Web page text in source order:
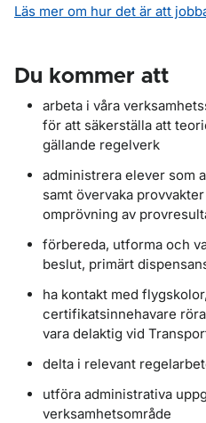
Läs mer om hur det är att
Du kommer att
arbeta i våra
för att säkerställa att
gällande regelverk
administrera elever som
samt övervaka
omprövning av
förbereda, utforma och
beslut, primärt
ha kontakt med
certifikatsinnehavare
vara delaktig vid
delta i relevant
utföra administrativa
verksamhetsområde